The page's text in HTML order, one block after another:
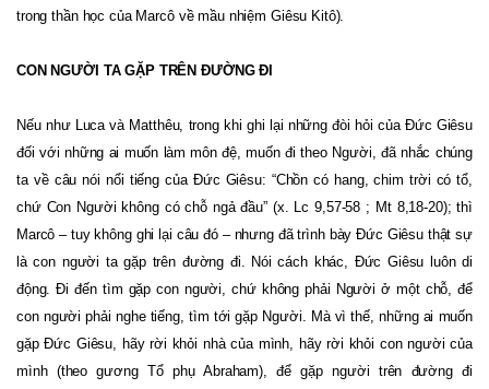
trong thần học của Marcô về mầu nhiệm Giêsu Kitô).
CON NGƯỜI TA GẶP TRÊN ĐƯỜNG ĐI
Nếu như Luca và Matthêu, trong khi ghi lại những đòi hỏi của Đức Giêsu
đối với những ai muốn làm môn đệ, muốn đi theo Người, đã nhắc chúng
ta về câu nói nổi tiếng của Đức Giêsu: “Chồn có hang, chim trời có tổ,
chứ Con Người không có chỗ ngả đầu” (x. Lc 9,57-58 ; Mt 8,18-20); thì
Marcô – tuy không ghi lại câu đó – nhưng đã trình bày Đức Giêsu thật sự
là con người ta gặp trên đường đi. Nói cách khác, Đức Giêsu luôn di
động. Đi đến tìm gặp con người, chứ không phải Người ở một chỗ, để
con người phải nghe tiếng, tìm tới gặp Người. Mà vì thế, những ai muốn
gặp Đức Giêsu, hãy rời khỏi nhà của mình, hãy rời khỏi con người của
mình (theo gương Tổ phụ Abraham), để gặp người trên đường đi